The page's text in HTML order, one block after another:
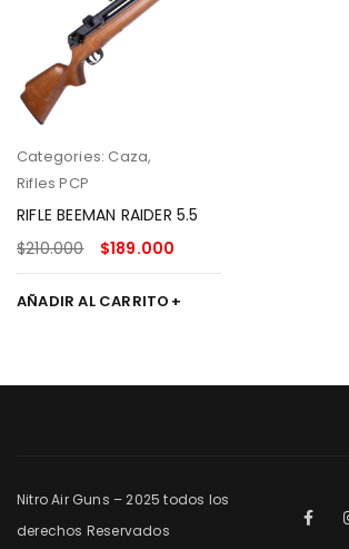
Categories: Caza,
Rifles PCP
RIFLE BEEMAN RAIDER 5.5
$210.000 $189.000
AÑADIR AL CARRITO
Nitro Air Guns – 2025 todos los
derechos Reservados